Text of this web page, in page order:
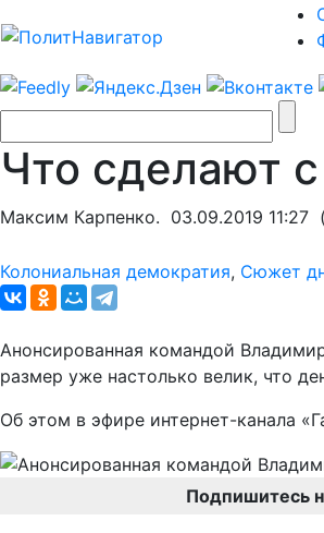
Что сделают
Максим Карпенко. 03.09.2019 11:27
Колониальная демократия, Сюжет
Анонсированная командой
размер уже настолько велик, что
Об этом в эфире интернет-канала
Подпишитесь